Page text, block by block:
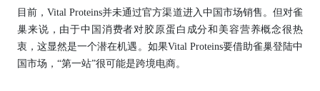
目前，Vital Proteins并未通过官方渠道进入中国市场销售。但对雀
巢来说，由于中国消费者对胶原蛋白成分和美容营养概念很热
衷，这显然是一个潜在机遇。如果Vital Proteins要借助雀巢登陆中
国市场，“第一站”很可能是跨境电商。